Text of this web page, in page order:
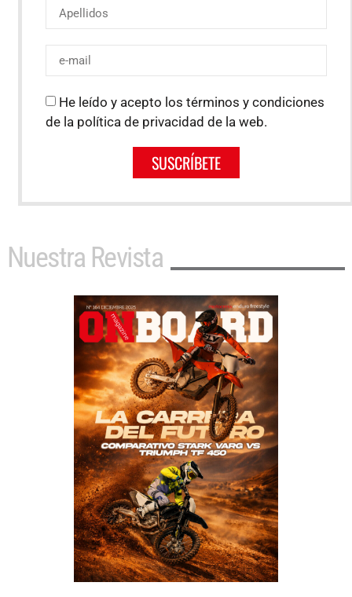
He leído y acepto los términos y condiciones
de la política de privacidad de la web.
SUSCRÍBETE
Nuestra Revista